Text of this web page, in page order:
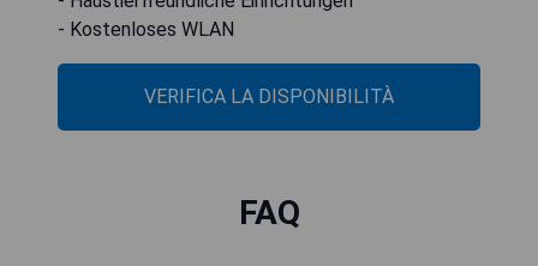
- Kostenloses WLAN
VERIFICA LA DISPONIBILITÀ
FAQ